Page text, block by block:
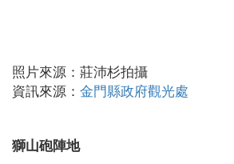
照片來源：莊沛杉拍攝
資訊來源： 金門縣政府觀光處
獅山砲陣地